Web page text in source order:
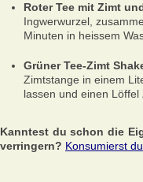
Roter Tee mit Zimt
Ingwerwurzel,
Minuten in heissem
Grüner Tee-Zimt
Zimtstange in einem
lassen und einen Löffel
Kanntest du schon die
verringern? Konsumierst